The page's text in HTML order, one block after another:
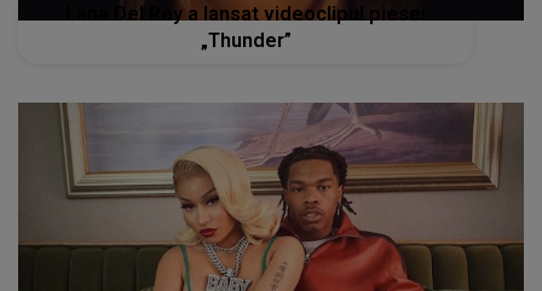
Lana Del Rey a lansat videoclipul piesei
„Thunder”